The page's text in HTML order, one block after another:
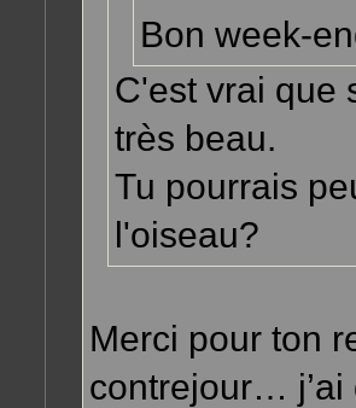
Bon week-
C'est vrai que
très beau.
Tu pourrais
l'oiseau?
Merci pour ton
contrejour… j’ai